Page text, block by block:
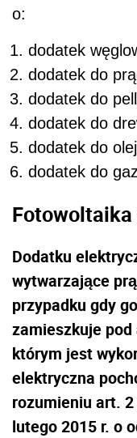
o:
dodatek
dodatek do
dodatek do
dodatek do
dodatek do
dodatek do
Fotowoltaika
Dodatku
wytwarzające
przypadku gdy
zamieszkuje
którym jest
elektryczna
rozumieniu art.
lutego 2015 r. o